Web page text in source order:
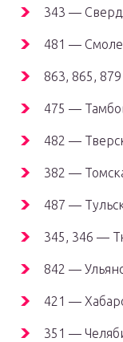
343 —
481 —
863, 865,
475 —
482 —
382 —
487 —
345, 346 —
842 —
421 —
351 —